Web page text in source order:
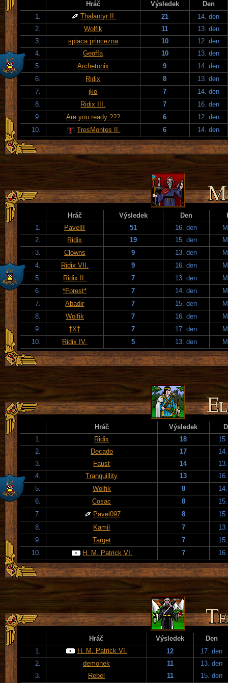
Hráč Výsledek
Den
1.
Thalantyr II. 21
14. den
2.
Wolfik 11
13. den
3.
spiaca princezna 10
12. den
4.
Geoffa 10
13. den
5.
Archetonix 9
14. den
6.
Ridix 8
13. den
7.
jko 7
14. den
8.
Ridix III. 7
16. den
9.
Are you ready ??? 6
12. den
10.
TresMontes II. 6 14. den
Hráč Výsledek Den
1.
PavelII 51 16. den
2.
Ridix 19 15. den
3.
Clowns 9 13. den
4.
Ridix VII. 9 16. den
5.
Ridix II. 7 13. den
6.
*Forest* 7 14. den
7.
Abadir 7 15. den
8.
Wolfik 7 16. den
9.
†X† 7 17. den
10.
Ridix IV. 5 13. den
Hráč Výsledek
1.
Ridix 18
2.
Decado 17
3.
Faust 14
4.
Tranquillity 13
5.
Wolfik 8
6.
Cosac 8
7.
Pavel097 8
8.
Kamil 7
9.
Target 7
10.
H. M. Patrick VI. 7
Hráč Výsledek
Den
1.
H. M. Patrick VI. 12
17. den
2.
demonek 11
13. den
3.
Rebel 11
15. den